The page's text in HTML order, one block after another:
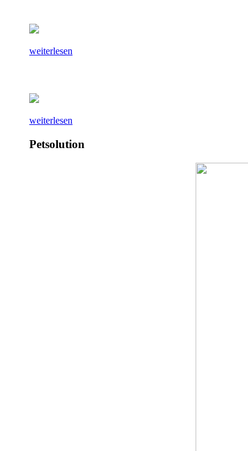
weiterlesen
weiterlesen
Petsolution